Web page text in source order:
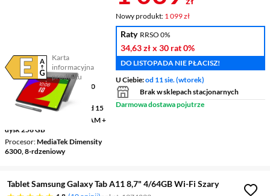
Karta
informacyjna
produktu
Plik w formacie pdf
(otworzy się w nowym oknie)
Ekran 11 ", IPS, 2560 x 1600
pikseli
System operacyjny Android 15
8 GB RAM +
dysk 256 GB
Procesor MediaTek Dimensity
6300, 8-rdzeniowy
Nowy produkt: 1 099 zł
Raty RRSO 0%
34,63 złx 30 rat0%
DO LISTOPADA NIE PŁACISZ!
U Ciebie:od 11 sie. (wtorek)
Brak w sklepach stacjonarnych
Darmowa dostawa pojutrze
Tablet Samsung Galaxy Tab A11 8,7" 4/64GB Wi-Fi Szary